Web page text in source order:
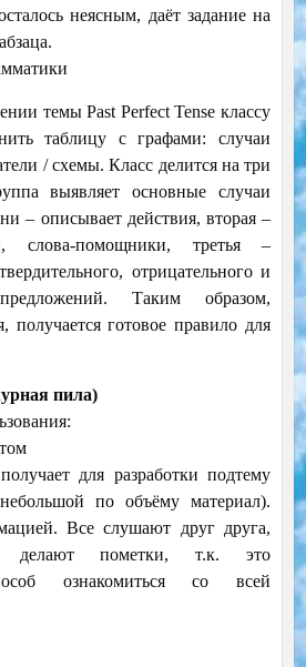
неясным, даёт задание на
темы Past Perfect Tense классу
таблицу с графами: случаи
/ схемы. Класс делится на три
выявляет основные случаи
– описывает действия, вторая –
слова-помощники, третья –
отрицательного и
предложений. Таким образом,
получается готовое правило для
пила)
для разработки подтему
по объёму материал).
Все слушают друг друга,
делают пометки, т.к. это
ознакомиться со всей